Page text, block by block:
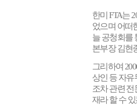
한미FTA는
었으며 어떠
늘 공청회를
본부장 김현
그리하여
상인 등 자유
조차 관련
재라 할 수